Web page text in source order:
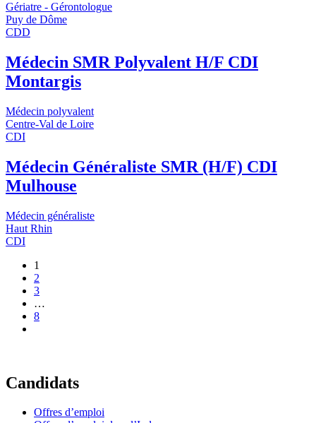
Gériatre - Gérontologue
Puy de Dôme
CDD
Médecin SMR Polyvalent H/F CDI
Montargis
Médecin polyvalent
Centre-Val de Loire
CDI
Médecin Généraliste SMR (H/F) CDI
Mulhouse
Médecin généraliste
Haut Rhin
CDI
1
2
3
…
8
Candidats
Offres d’emploi